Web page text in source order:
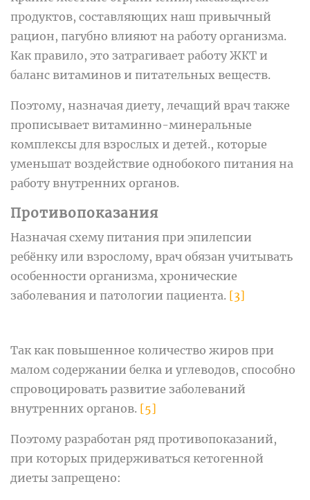
продуктов, составляющих наш привычный
рацион, пагубно влияют на работу организма.
Как правило, это затрагивает работу ЖКТ и
баланс витаминов и питательных веществ.
Поэтому, назначая диету, лечащий врач также
прописывает витаминно-минеральные
комплексы для взрослых и детей., которые
уменьшат воздействие однобокого питания на
работу внутренних органов.
Противопоказания
Назначая схему питания при эпилепсии
ребёнку или взрослому, врач обязан учитывать
особенности организма, хронические
заболевания и патологии пациента. [3]
Так как повышенное количество жиров при
малом содержании белка и углеводов, способно
спровоцировать развитие заболеваний
внутренних органов. [5]
Поэтому разработан ряд противопоказаний,
при которых придерживаться кетогенной
диеты запрещено: